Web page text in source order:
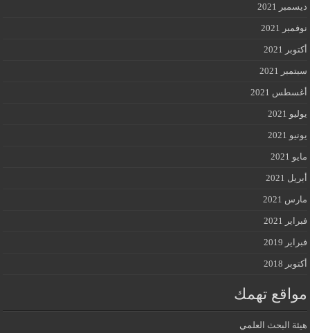
ديسمبر 2021
نوفمبر 2021
أكتوبر 2021
سبتمبر 2021
أغسطس 2021
يوليو 2021
يونيو 2021
مايو 2021
أبريل 2021
مارس 2021
فبراير 2021
فبراير 2019
أكتوبر 2018
مواقع تهمك
هيئة البحث العلمي